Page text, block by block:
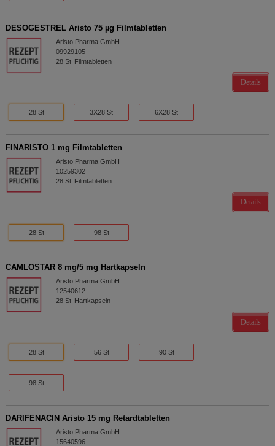
DESOGESTREL Aristo 75 µg Filmtabletten
Aristo Pharma GmbH
09929105
28 St Filmtabletten
Details
28 St 3X28 St 6X28 St
FINARISTO 1 mg Filmtabletten
Aristo Pharma GmbH
10259302
28 St Filmtabletten
Details
28 St 98 St
CAMLOSTAR 8 mg/5 mg Hartkapseln
Aristo Pharma GmbH
12540612
28 St Hartkapseln
Details
28 St 56 St 90 St
98 St
DARIFENACIN Aristo 15 mg Retardtabletten
Aristo Pharma GmbH
15640596